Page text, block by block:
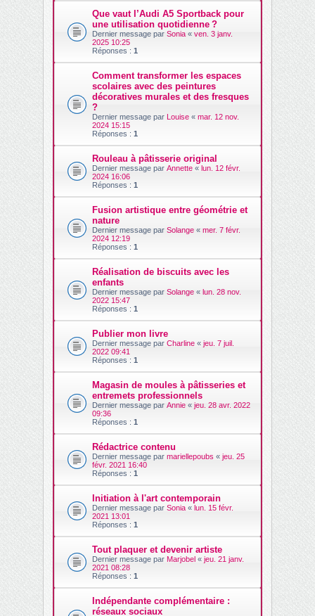
Que vaut l’Audi A5 Sportback pour
une utilisation quotidienne ?
Dernier message par Sonia « ven. 3 janv.
2025 10:25
Réponses : 1
Comment transformer les espaces
scolaires avec des peintures
décoratives murales et des fresques
?
Dernier message par Louise « mar. 12 nov.
2024 15:15
Réponses : 1
Rouleau à pâtisserie original
Dernier message par Annette « lun. 12 févr.
2024 16:06
Réponses : 1
Fusion artistique entre géométrie et
nature
Dernier message par Solange « mer. 7 févr.
2024 12:19
Réponses : 1
Réalisation de biscuits avec les
enfants
Dernier message par Solange « lun. 28 nov.
2022 15:47
Réponses : 1
Publier mon livre
Dernier message par Charline « jeu. 7 juil.
2022 09:41
Réponses : 1
Magasin de moules à pâtisseries et
entremets professionnels
Dernier message par Annie « jeu. 28 avr. 2022
09:36
Réponses : 1
Rédactrice contenu
Dernier message par mariellepoubs « jeu. 25
févr. 2021 16:40
Réponses : 1
Initiation à l'art contemporain
Dernier message par Sonia « lun. 15 févr.
2021 13:01
Réponses : 1
Tout plaquer et devenir artiste
Dernier message par Marjobel « jeu. 21 janv.
2021 08:28
Réponses : 1
Indépendante complémentaire :
réseaux sociaux